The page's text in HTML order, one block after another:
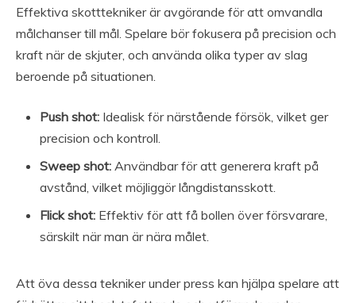
Effektiva skotttekniker är avgörande för att omvandla
målchanser till mål. Spelare bör fokusera på precision och
kraft när de skjuter, och använda olika typer av slag
beroende på situationen.
Push shot: Idealisk för närstående försök, vilket ger
precision och kontroll.
Sweep shot: Användbar för att generera kraft på
avstånd, vilket möjliggör långdistansskott.
Flick shot: Effektiv för att få bollen över försvarare,
särskilt när man är nära målet.
Att öva dessa tekniker under press kan hjälpa spelare att